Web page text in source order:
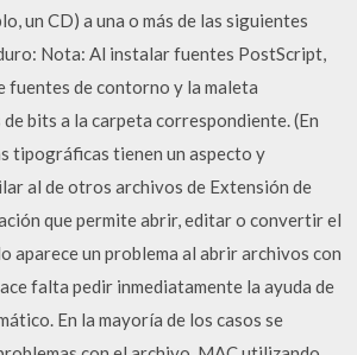
un CD) a una o más de las siguientes
Nota: Al instalar fuentes PostScript,
fuentes de contorno y la maleta
bits a la carpeta correspondiente. (En
tipográficas tienen un aspecto y
al de otros archivos de Extensión de
que permite abrir, editar o convertir el
aparece un problema al abrir archivos con
falta pedir inmediatamente la ayuda de
En la mayoría de los casos se